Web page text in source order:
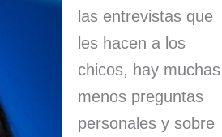
las entrevistas que
les hacen a los
chicos, hay muchas
menos preguntas
personales y sobre